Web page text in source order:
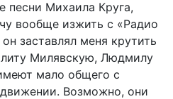
песни Михаила Круга,
вообще изжить с «Радио
заставлял меня крутить
Милявскую, Людмилу
мало общего с
Возможно, они